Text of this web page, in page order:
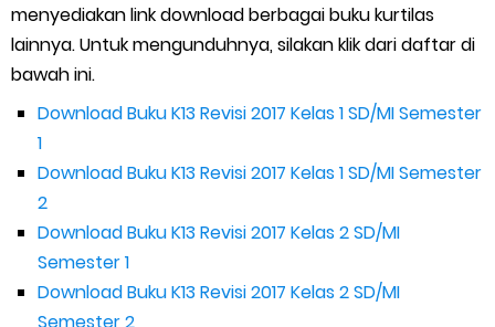
menyediakan link download berbagai buku kurtilas
lainnya. Untuk mengunduhnya, silakan klik dari daftar di
bawah ini.
Download Buku K13 Revisi 2017 Kelas 1 SD/MI Semester
1
Download Buku K13 Revisi 2017 Kelas 1 SD/MI Semester
2
Download Buku K13 Revisi 2017 Kelas 2 SD/MI
Semester 1
Download Buku K13 Revisi 2017 Kelas 2 SD/MI